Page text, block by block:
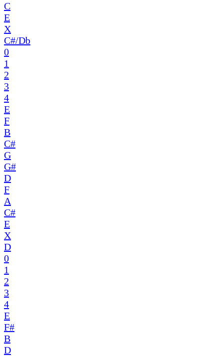
C
E
X
C#/Db
0
1
2
3
4
E
F
B
C#
G
G#
D
F
A
C#
E
X
D
0
1
2
3
4
E
F#
B
D